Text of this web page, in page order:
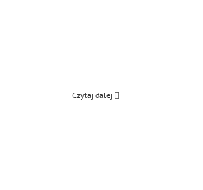
Czytaj dalej